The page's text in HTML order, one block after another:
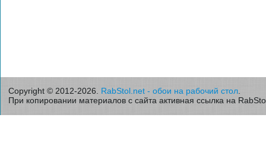
Copyright © 2012-2026. RabStol.net - обои на рабочий стол
При копировании материалов с сайта активная ссылка на